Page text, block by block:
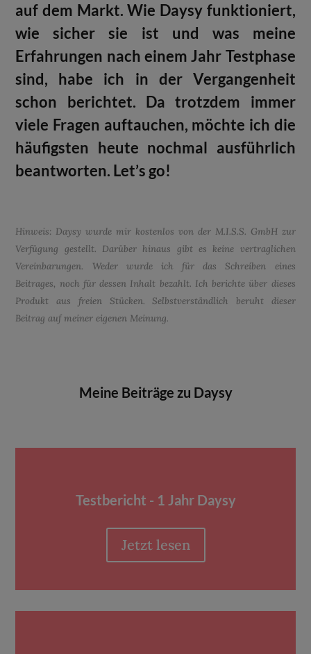
auf dem Markt. Wie Daysy funktioniert,
wie sicher sie ist und was meine
Erfahrungen nach einem Jahr Testphase
sind, habe ich in der Vergangenheit
schon berichtet. Da trotzdem immer
viele Fragen auftauchen, möchte ich die
häufigsten heute nochmal ausführlich
beantworten. Let’s go!
Hinweis: Daysy wurde mir kostenlos von der M.I.S.S. GmbH zur
Verfügung gestellt. Darüber hinaus gibt es keine vertraglichen
Vereinbarungen. Weder wurde ich für das Schreiben eines
Beitrages, noch für dessen Inhalt bezahlt. Ich berichte über dieses
Produkt aus freien Stücken. Selbstverständlich beruht dieser
Beitrag auf meiner eigenen Meinung.
Meine Beiträge zu Daysy
Testbericht - 1 Jahr Daysy
Jetzt lesen